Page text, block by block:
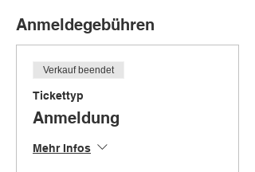
Anmeldegebühren
Verkauf beendet
Tickettyp
Anmeldung
Mehr Infos